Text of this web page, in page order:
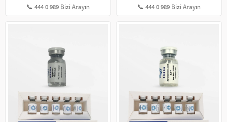
📞 444 0 989 Bizi Arayın 📞 444 0 989 Bizi Arayın